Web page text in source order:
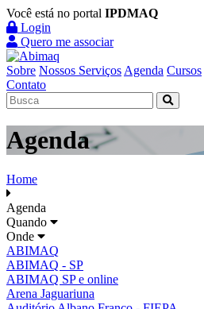
Você está no portal IPDMAQ
Login
Quero me associar
Sobre Nossos Serviços Agenda Cursos
Contato
Agenda
Home
Agenda
Quando
Onde
ABIMAQ
ABIMAQ - SP
ABIMAQ SP e online
Arena Jaguariuna